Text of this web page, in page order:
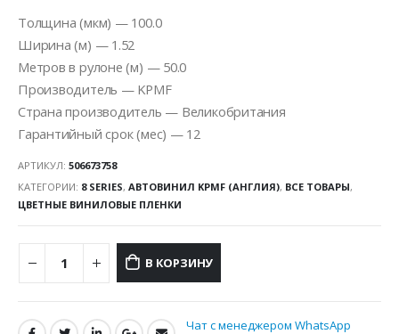
Толщина (мкм) — 100.0
Ширина (м) — 1.52
Метров в рулоне (м) — 50.0
Производитель — KPMF
Страна производитель — Великобритания
Гарантийный срок (мес) — 12
АРТИКУЛ: 506673758
КАТЕГОРИИ: 8 SERIES, АВТОВИНИЛ KPMF (АНГЛИЯ), ВСЕ ТОВАРЫ,
ЦВЕТНЫЕ ВИНИЛОВЫЕ ПЛЕНКИ
В КОРЗИНУ
Чат с менеджером WhatsApp